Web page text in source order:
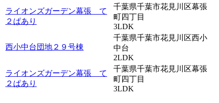
ライオンズガーデン幕張 て
２ぱあり
千葉県千葉市花見川区幕張
町四丁目
3LDK
西小中台団地２９号棟
千葉県千葉市花見川区西小
中台
2LDK
ライオンズガーデン幕張 て
２ぱあり
千葉県千葉市花見川区幕張
町四丁目
3LDK